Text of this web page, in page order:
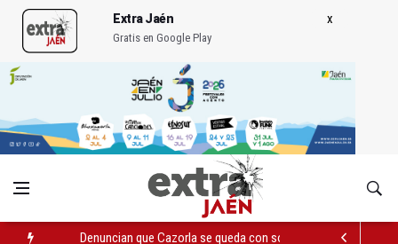
Extra Jaén
Gratis en Google Play
Denuncian que Cazorla se queda con solo dos bomberos por